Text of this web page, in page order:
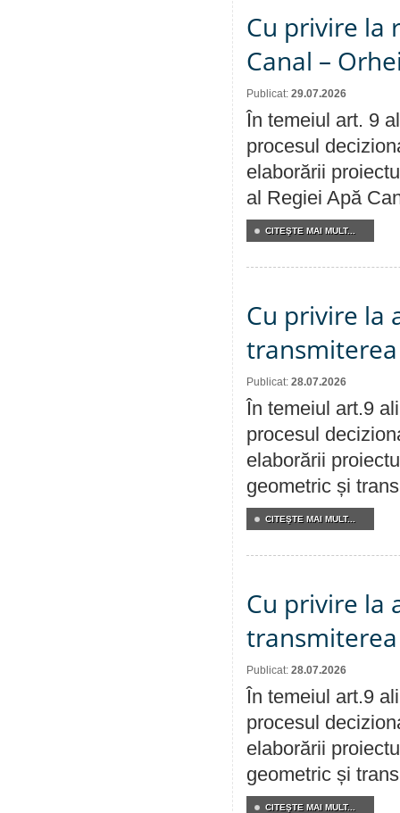
Cu privire la
Canal –
Publicat: 29.07.2026
În temeiul art. 9
procesul
elaborării
al Regiei Apă
CITEŞTE MAI MULT...
Cu privire la
Publicat: 28.07.2026
În temeiul art.9
procesul
elaborării
geometric și
CITEŞTE MAI MULT...
Cu privire la
Publicat: 28.07.2026
În temeiul art.9
procesul
elaborării
geometric și
CITEŞTE MAI MULT...